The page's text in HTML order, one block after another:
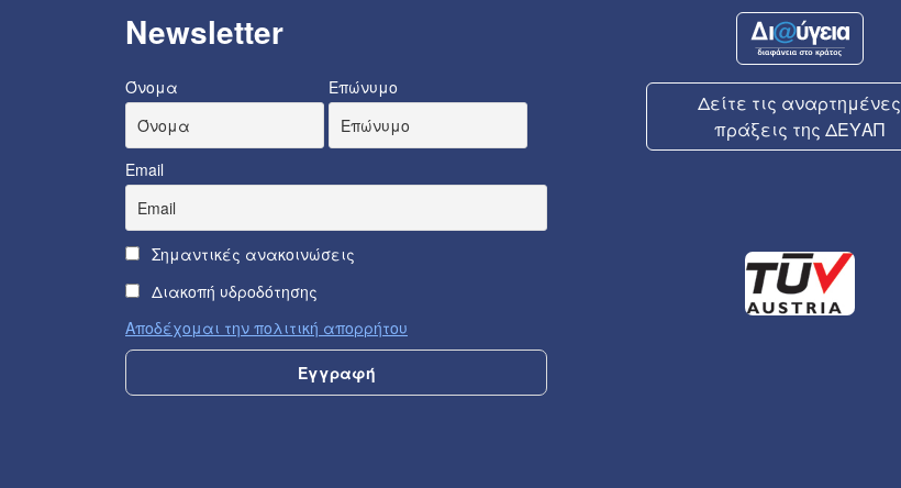
Newsletter
Όνομα Επώνυμο
Email
Σημαντικές ανακοινώσεις
Διακοπή υδροδότησης
Αποδέχομαι την πολιτική απορρήτου
Δείτε τις αναρτημένες
πράξεις της ΔΕΥΑΠ